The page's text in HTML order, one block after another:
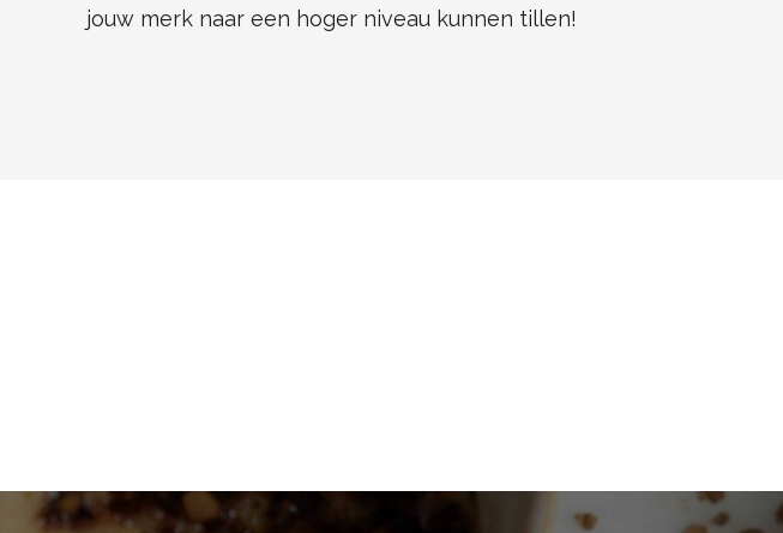
jouw merk naar een hoger niveau kunnen tillen!